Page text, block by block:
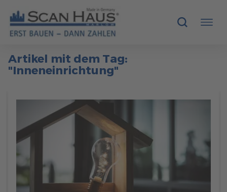
HÄUSER
SCANHAUS-VORTEILE
RUND UMS BAUEN
ÜBER UNS
Artikel mit dem Tag:
"Inneneinrichtung"